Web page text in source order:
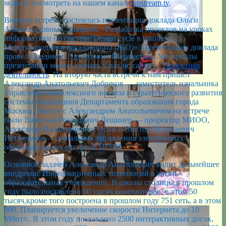
можете посмотреть на нашем каналеupstream.tv.
Вначале встречи состоялась презентация доклада Ольги
Александровны Сливиной: «Разработка проектов на уроках
информатики по системе Design cycle в школах
Международного бакалавриата (IBO)». Презентацию доклада
провел Владимир Эдуардович Шереметьев. Материалы
презентации можно скачать у нас нс сайте —Проектная
деятельность. На вторую часть встречи к нам пришел
Александр Анатольевич Добряков — заместитель начальника
Управления комплексного анализа и стратегического развития
системы образования Департамента образования города
Москвы. Вместе с Александром Анатольевичем на встрече
были Вячеслав Роальдович Лещинер — проректор МИОО,
Александр Владимирович Осин и Виктор Николаевич
Источников — начальник управления электронных
образовательных ресурсов МГПИ.
Основной задачей Александр Анатольевич видит дальнейшее
внедрение Информационных технологий в жизнь
образовательных учреждений. В школы столицы в прошлом
году было поставлено 60 тысяч компьютеров, в этом 50
тысяч,кроме того построена в прошлом году 751 сеть, а в этом
800. Планируется увеличение скорости Интернета до 10
Мбит/с. В этом году поставлено 2500 интерактивных досок,